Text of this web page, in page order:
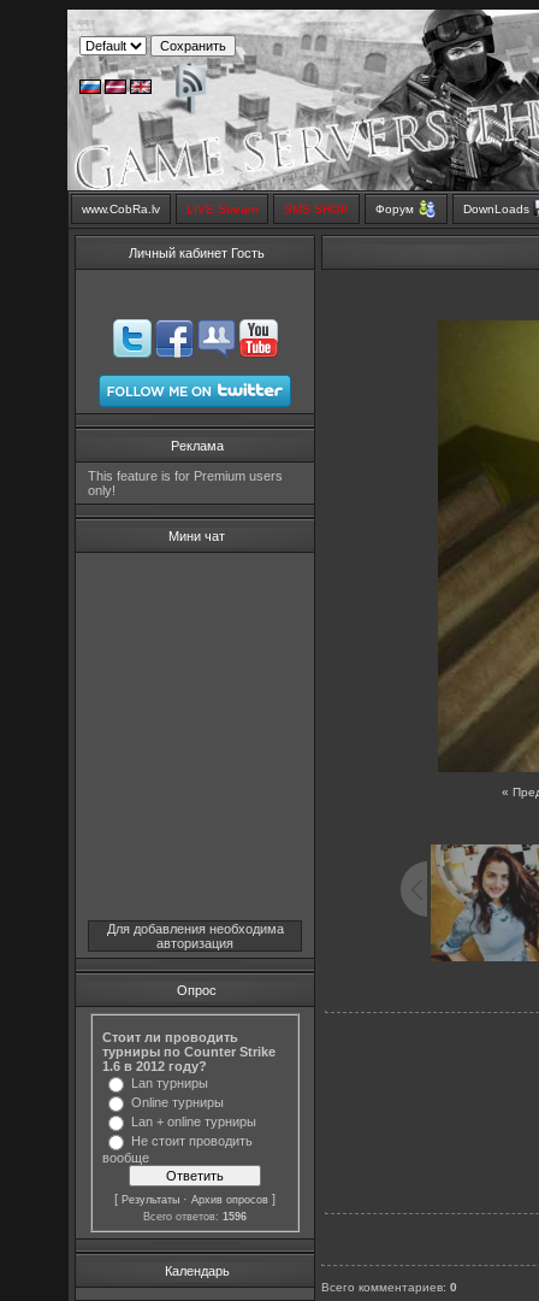
www.CobRa.lv LIVE Stream SMS SHOP Форум DownLoads
Личный кабинет Гость
Реклама
This feature is for Premium users
only!
Мини чат
Для добавления необходима
авторизация
Опрос
Стоит ли проводить
турниры по Counter Strike
1.6 в 2012 году?
Lan турниры
Online турниры
Lan + online турниры
Не стоит проводить
вообще
[Результаты ·Архив опросов ]
Всего ответов:1596
Календарь
«
Всего комментариев:0